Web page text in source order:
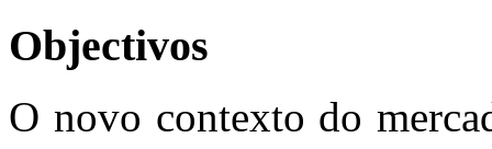
Objectivos
O novo contexto do